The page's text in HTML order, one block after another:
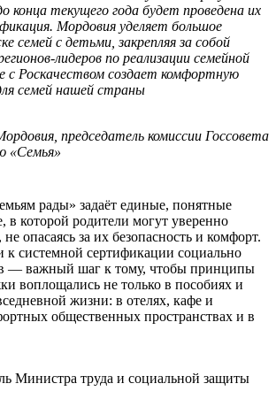
конца текущего года будет проведена их
Мордовия уделяет большое
семей с детьми, закрепляя за собой
лидеров по реализации семейной
с Роскачеством создает комфортную
семей нашей страны
председатель комиссии Госсовета
«Семья»
рады» задаёт единые, понятные
в которой родители могут уверенно
опасаясь за их безопасность и комфорт.
системной сертификации социально
— важный шаг к тому, чтобы принципы
воплощались не только в пособиях и
жизни: в отелях, кафе и
общественных пространствах и в
Министра труда и социальной защиты